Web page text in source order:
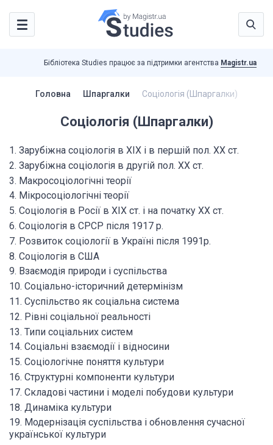
Бібліотека Studies працює за підтримки агентства Magistr.ua
Головна Шпаргалки Соціологія (Шпаргалки)
Соціологія (Шпаргалки)
1. Зарубіжна соціологія в ХІХ і в першій пол. ХХ ст.
2. Зарубіжна соціологія в другій пол. ХХ ст.
3. Макросоціологічні теорії
4. Мікросоціологічні теорії
5. Соціологія в Росії в ХІХ ст. і на початку ХХ ст.
6. Соціологія в СРСР після 1917 р.
7. Розвиток соціології в Україні після 1991р.
8. Соціологія в США
9. Взаємодія природи і суспільства
10. Соціально-історичний детермінізм
11. Суспільство як соціальна система
12. Рівні соціальної реальності
13. Типи соціальних систем
14. Соціальні взаємодії і відносини
15. Соціологічне поняття культури
16. Структурні компоненти культури
17. Складові частини і моделі побудови культури
18. Динаміка культури
19. Модернізація суспільства і обновлення сучасної
української культури